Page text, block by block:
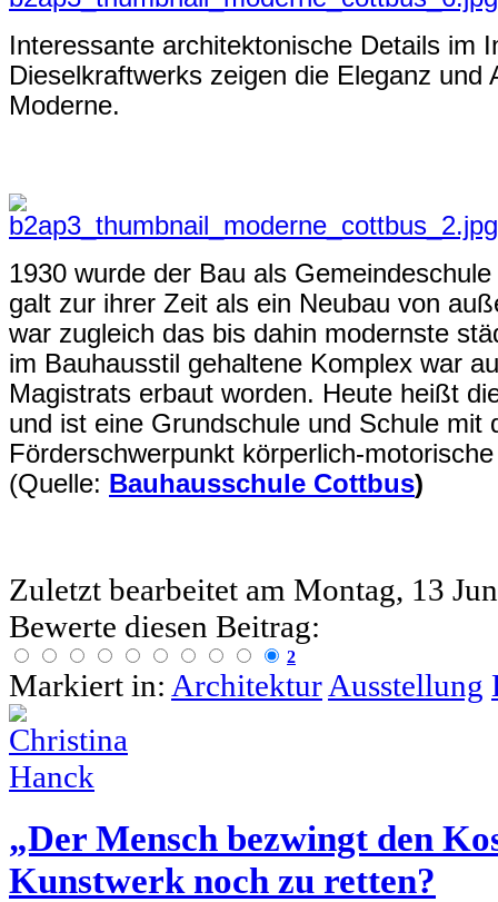
Interessante architektonische Details im
Dieselkraftwerks zeigen die Eleganz und
Moderne.
1930 wurde der Bau als
galt zur ihrer Zeit als ein Neubau von
war zugleich das bis dahin modernste
im Bauhausstil gehaltene Komplex war
Magistrats erbaut worden. Heute heißt
und ist eine Grundschule und Schule mit
Förderschwerpunkt körperlich-
(Quelle: Bauhausschule Cottbus)
Zuletzt bearbeitet am Montag, 13
Bewerte diesen Beitrag:
2
Markiert in: Architektur Ausstellung
„Der Mensch bezwingt den
Kunstwerk noch zu retten?